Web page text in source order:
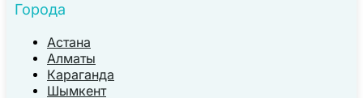
Города
Астана
Алматы
Караганда
Шымкент